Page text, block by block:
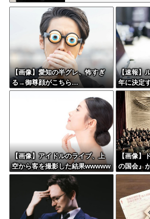
か？？？？？？？
【画像】愛知の半グレ、怖すぎ
る→御尊顔がこちら…
【速報】
年に決定
か？？？
【画像】アイドルのライブ、上
空から客を撮影した結果wwwww
ww
【画像】
の国会』
る